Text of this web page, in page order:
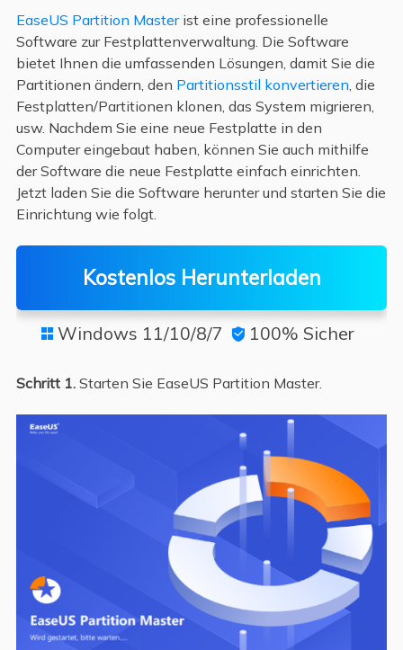
EaseUS Partition Masterist eine professionelle
Software zur Festplattenverwaltung. Die Software
bietet Ihnen die umfassenden Lösungen, damit Sie die
Partitionen ändern, den Partitionsstil konvertieren, die
Festplatten/Partitionen klonen, das System migrieren,
usw. Nachdem Sie eine neue Festplatte in den
Computer eingebaut haben, können Sie auch mithilfe
der Software die neue Festplatte einfach einrichten.
Jetzt laden Sie die Software herunter und starten Sie die
Einrichtung wie folgt.
Kostenlos Herunterladen
 Windows 11/10/8/7  100% Sicher
Schritt 1.Starten Sie EaseUS Partition Master.